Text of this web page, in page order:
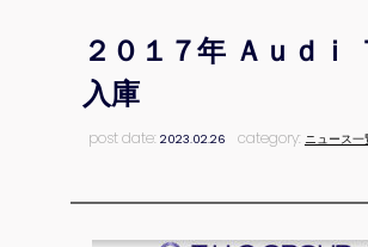
２０１７年 Ａｕｄ
入庫
post date:2023.02.26 category: ニュース一